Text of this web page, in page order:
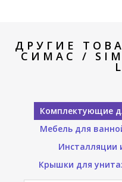
ДРУГИЕ
СИМАС /
Комплектующие
Мебель для
Инсталляции
Крышки для